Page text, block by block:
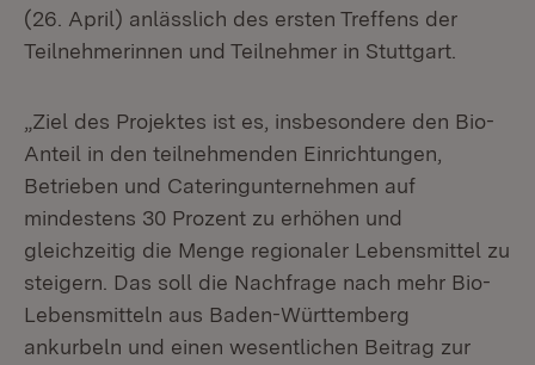
(26. April) anlässlich des ersten Treffens der
Teilnehmerinnen und Teilnehmer in Stuttgart.
„Ziel des Projektes ist es, insbesondere den Bio-
Anteil in den teilnehmenden Einrichtungen,
Betrieben und Cateringunternehmen auf
mindestens 30 Prozent zu erhöhen und
gleichzeitig die Menge regionaler Lebensmittel zu
steigern. Das soll die Nachfrage nach mehr Bio-
Lebensmitteln aus Baden-Württemberg
ankurbeln und einen wesentlichen Beitrag zur